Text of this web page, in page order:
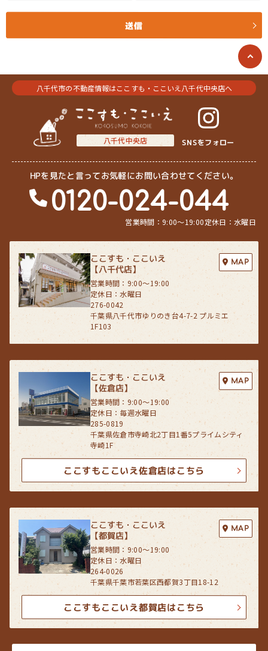
(1) お客さま情報に適用される個人情報の保護に関する法律その他の関
係法令を遵守し、適切に取り扱います。また、適宜取扱いの改善に努め
(2) お客さま情報の取扱いに関する規程を明確にし、従業者に周知徹底
します。また、取引先等に対しても適切にお客さま情報を取り扱うよう
(3) お客さま情報の収集に際しては、利用目的を特定して通知または公
表し、その利用目的にしたがってお客さま情報を取り扱います。
(4) お客さま情報の漏洩、紛失、改ざん等を防止するために必要な 対策
を講じて適切な管理を行います。
(5) 保有するお客さま情報について、お客さま本人からの開示、訂正、
削除、利用停止の依頼を所定の窓口でお受けして、誠意をもって対応い
たします。
具体的には、以下の内容に従ってお客さま情報の取り扱いをいたしま
３．お客様の情報の利用目的
当社は、不動産についてのサービスをお客さまにご利用いただくにあた
り、各種の申込みの受付、訪問、提案、見積、各種の工事やサービス提
て、お客さまの個人情報（お客さまの電子メールアドレス、氏名、住
所、電話番号等）を取得いたしますが、これらの個人情報は下記の目的
に利用させていただきます。
(1) 不動産についてのサービスの提供
(2) 不動産についてのサービスのアフターサービスの提供
(3) 不動産についてのサービスのお知らせ・ＰＲ、調査・データ集積、
研究開発
(4) ウェブサイトシステム管理会社（以下「サイト管理会社」といいま
す。）への提供。
(5) その他上記(1)から(4)に附随する業務の実施
なお、当社は、サイト管理会社が提供するサービス改善に必要な範囲
で、お客様の個人データをサイト管理会社に提供します。
このように提供された個人データにつきましては、サイト管理会社にお
いて管理されることとなります。
サイト管理会社は、そのサービスの改善・向上を目指すことに加え、メ
ールマガジンなどによる情報提供、お客様による購買の分析をして、当
社の事業運営を改善するために、個人データ（お客様が指定された他の
方の宛先情報を除く）を利用します。
当社は、サイト管理会社に対し、個人情報保護法を遵守し、お客様のプ
ライバシーに配慮した個人情報の取り扱いをすることを規約などで義務
づけております。
４．お客様情報の第三者への開示・提供
当社は、前項3．の利用目的に記載した場合及び以下のいずれかに該当
する場合を除き、お客さま情報を第三者へ開示又は提供いたしません。
(1) ご本人の同意がある場合
(2) 法令に基づき開示・提供を求められた場合
(3) 人の生命、身体又は財産の保護のために必要な場合であって、お客
さまの同意を得ることが困難である場合
(4) 公衆衛生の向上又は児童の健全な育成の推進のために特に必要があ
る場合であって、お客さまの同意を得ることが困難である場合
(5) 国又は地方公共団体等が公的な事務を実施する上で、協力する必要
がある場合であって、お客さまの同意を得ることにより当該事務の遂行
(6) 次項5．に掲げる者に対して提供する場合
送信
八千代市の不動産情報はここすも・ここいえ八千代中央店へ
八千代中央店 SNSをフォロー
HPを見たと言ってお気軽にお問い合わせてください。
0120-024-044
営業時間：9:00〜19:00定休日：水曜日
ここすも・ここいえ
【佐倉店】
285-0819
千葉県佐倉市寺崎北2丁目1番5プライムシティ
寺崎1F
営業時間：9:00〜19:00
定休日：毎週水曜日
MAP
ここすもここいえ佐倉店はこちら
ここすも・ここいえ
【八千代店】
276-0042
千葉県八千代市ゆりのき台4-7-2 プルミエ
1F103
営業時間：9:00〜19:00
定休日：水曜日
MAP
ここすも・ここいえ
【都賀店】
264-0026
千葉県千葉市若葉区西都賀3丁目18-12
営業時間：9:00〜19:00
定休日：水曜日
MAP
ここすもここいえ都賀店はこちら